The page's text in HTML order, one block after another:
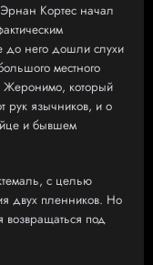
Кортес начал
до него дошли слухи
местного
Жеронимо, который
рук язычников, и о
и бывшем
с целью
двух пленников. Но
возвращаться под